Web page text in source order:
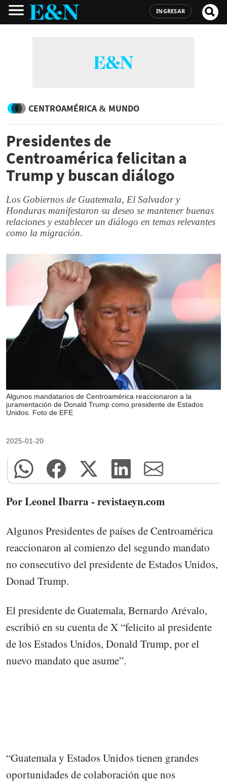
INGRESAR
CENTROAMÉRICA & MUNDO
Presidentes de
Centroamérica felicitan a
Trump y buscan diálogo
Los Gobiernos de Guatemala, El Salvador y
Honduras manifestaron su deseo se mantener buenas
relaciones y establecer un diálogo en temas relevantes
como la migración.
Algunos mandatarios de Centroamérica reaccionaron a la
juramentación de Donald Trump como presidente de Estados
Unidos. Foto de EFE
2025-01-20
Por Leonel Ibarra - revistaeyn.com
Algunos Presidentes de países de Centroamérica
reaccionaron al comienzo del segundo mandato
no consecutivo del presidente de Estados Unidos,
Donad Trump.
El presidente de Guatemala, Bernardo Arévalo,
escribió en su cuenta de X “felicito al presidente
de los Estados Unidos, Donald Trump, por el
nuevo mandato que asume”.
“Guatemala y Estados Unidos tienen grandes
oportunidades de colaboración que nos